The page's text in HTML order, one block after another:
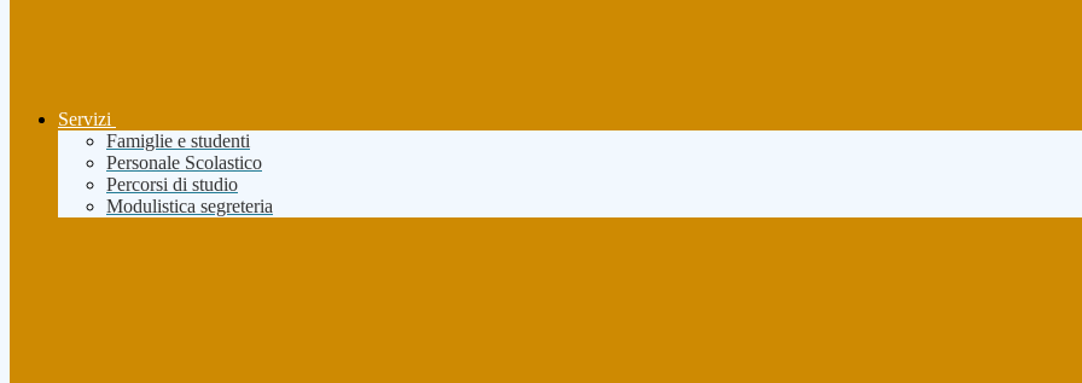
Servizi
Famiglie e studenti
Personale Scolastico
Percorsi di studio
Modulistica segreteria